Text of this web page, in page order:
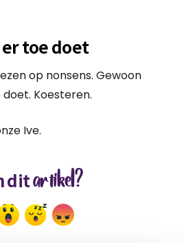
toe doet
op nonsens. Gewoon
Koesteren.
Ive.
ditartikel?